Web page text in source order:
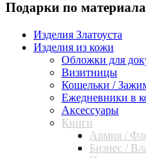
Подарки по
Изделия Златоуста
Изделия из кожи
Обложки для
Визитницы
Кошельки /
Ежедневники в
Аксессуары
Книги
Армия /
Бизнес /